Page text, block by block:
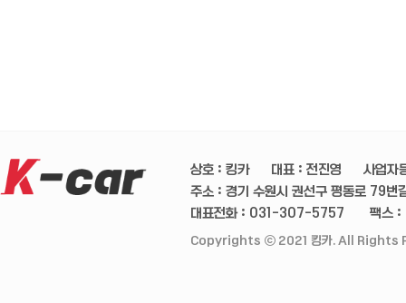
상호 : 킹카 대표 : 전진영
사업자
주소 : 경기 수원시 권선구 평동로 79
대표전화 : 031-307-5757
팩스
Copyrights ⓒ 2021 킹카. All Rights